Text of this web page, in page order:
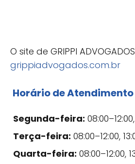
O site de GRIPPI
grippiadvogados.com.br
Horário de Atendimento
Segunda-feira:
Terça-feira: 08:00–12:00,
Quarta-feira: 08:00–12:00,